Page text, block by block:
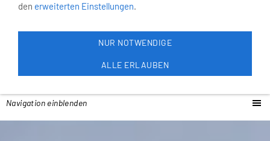
Navigation einblenden
den erweiterten Einstellungen.
NUR NOTWENDIGE
ALLE ERLAUBEN